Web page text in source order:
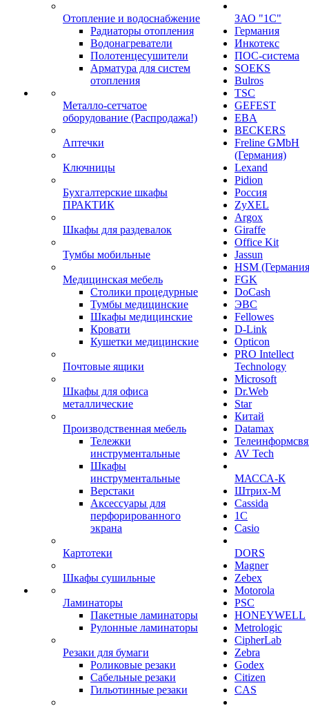
Отопление и водоснабжение
Радиаторы отопления
Водонагреватели
Полотенцесушители
Арматура для систем
отопления
Металло-сетчатое
оборудование (Распродажа!)
Аптечки
Ключницы
Бухгалтерские шкафы
ПРАКТИК
Шкафы для раздевалок
Тумбы мобильные
Медицинская мебель
Столики процедурные
Тумбы медицинские
Шкафы медицинские
Кровати
Кушетки медицинские
Почтовые ящики
Шкафы для офиса
металлические
Производственная мебель
Тележки
инструментальные
Шкафы
инструментальные
Верстаки
Аксессуары для
перфорированного
экрана
Картотеки
Шкафы сушильные
Ламинаторы
Пакетные ламинаторы
Рулонные ламинаторы
Резаки для бумаги
Роликовые резаки
Сабельные резаки
Гильотинные резаки
ЗАО "1С"
Германия
Инкотекс
ПОС-система
SOEKS
Bulros
TSC
GEFEST
EBA
BECKERS
Freline GMbH
(Германия)
Lexand
Pidion
Россия
ZyXEL
Argox
Giraffe
Office Kit
Jassun
HSM
FGK
DoCash
ЭВС
Fellowes
D-Link
Opticon
PRO Intellect
Technology
Microsoft
Dr.Web
Star
Китай
Datamax
AV Tech
МАССА-К
Штрих-М
Cassida
1С
Casio
DORS
Magner
Zebex
Motorola
PSC
HONEYWELL
Metrologic
CipherLab
Zebra
Godex
Citizen
CAS